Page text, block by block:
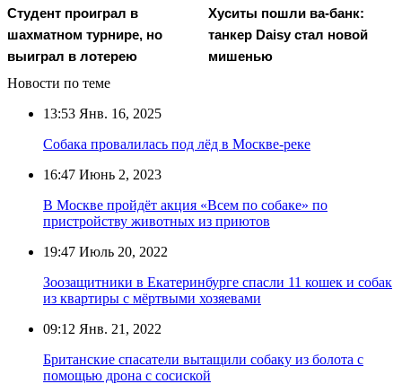
Студент проиграл в
шахматном турнире, но
выиграл в лотерею
Хуситы пошли ва-банк:
танкер Daisy стал новой
мишенью
Новости по теме
13:53 Янв. 16, 2025
Собака провалилась под лёд в Москве-реке
16:47 Июнь 2, 2023
В Москве пройдёт акция «Всем по собаке» по
пристройству животных из приютов
19:47 Июль 20, 2022
Зоозащитники в Екатеринбурге спасли 11 кошек и собак
из квартиры с мёртвыми хозяевами
09:12 Янв. 21, 2022
Британские спасатели вытащили собаку из болота с
помощью дрона с сосиской